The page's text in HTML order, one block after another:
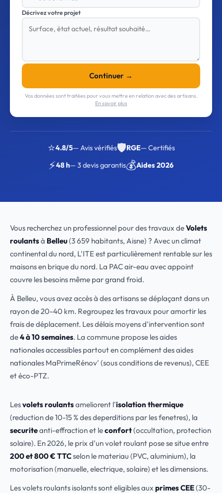
Décrivez votre projet
Continuer →
Vos données sont traitées pour vous mettre en relation avec des artisans.
En savoir plus
⭐4.8/5— Avis vérifiés🛡️RGE— Certifiés
⚡48 h— 3 devis garantis💰Aides 2026
Vous recherchez un professionnel pour des travaux deVolets
roulantsà Belleu(3 659 habitants, Aisne) ? Avec un climat
continental du nord, L'ITE est particulièrement rentable sur les
maisons en brique du nord. La PAC air-eau avec appoint
couvre les besoins même par grand froid.
À Belleu, vous avez accès à des artisans se déplaçant dans un
rayon de 20-40 km. Regroupez les travaux pour amortir les
frais de déplacement. Les délais moyens d'intervention sont
de4 à 10 semaines. La commune propose les aides
nationales accessibles partout en complément des aides
nationales MaPrimeRénov' (sous conditions de revenus), CEE
et éco-PTZ.
Lesvolets roulantsameliorent l'isolation thermique
(reduction de 10-15 % des deperditions par les fenetres), la
securiteanti-effraction et leconfort(occultation, protection
solaire). En 2026, le prix d'un volet roulant pose se situe entre
200 et 800 € TTCselon le materiau (PVC, aluminium), la
motorisation (manuelle, electrique, solaire) et les dimensions.
Les volets roulants isolants sont eligibles aux primes CEE(30-